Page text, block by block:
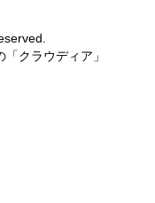
クラウディア」